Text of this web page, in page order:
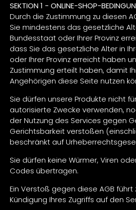
SEKTION 1 - ONLINE-SHOP-
Durch die Zustimmung zu diesen
Sie mindestens das gesetzliche
Bundesstaat oder Ihrer Provinz
dass Sie das gesetzliche Alter in
oder Ihrer Provinz erreicht haben
Zustimmung erteilt haben, damit
Angehörigen diese Seite nutzen
Sie dürfen unsere Produkte nicht
autorisierte Zwecke verwenden,
der Nutzung des Services gegen
Gerichtsbarkeit verstoßen
beschränkt auf
Sie dürfen keine Würmer, Viren
Codes übertragen.
Ein Verstoß gegen diese AGB
Kündigung Ihres Zugriffs auf den